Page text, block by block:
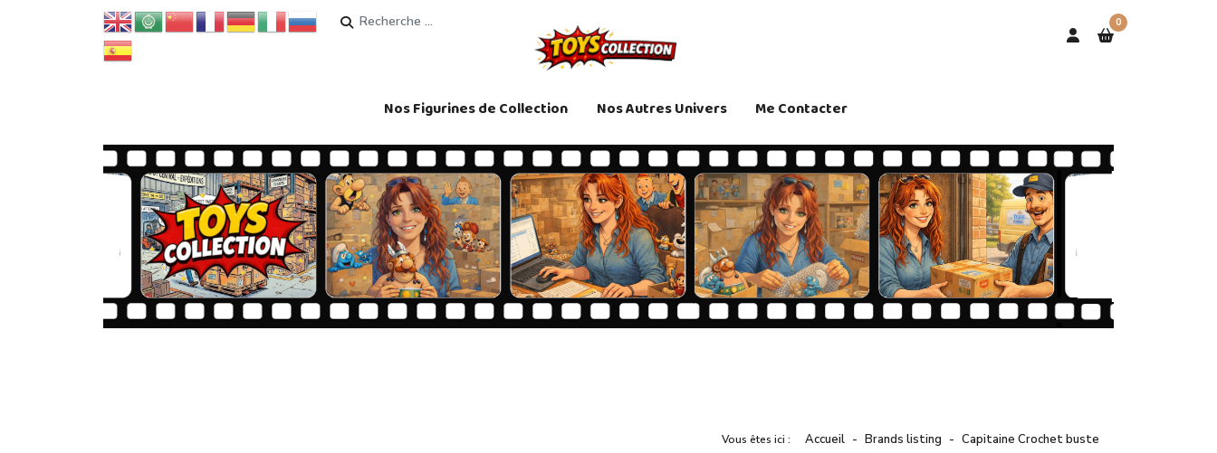
Rechercher 0
Nos Figurines de Collection Nos Autres Univers Me Contacter
Vous êtes ici : Accueil Brands listing Capitaine Crochet buste